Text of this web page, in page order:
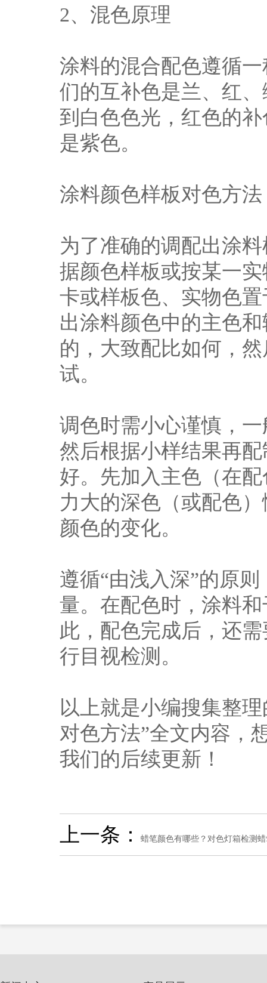
2、混色原理
涂料的混合配色遵循
们的互补色是兰、红
到白色色光，红色的
是紫色。
涂料颜色样板对色方法
为了准确的调配出涂
据颜色样板或按某一
卡或样板色、实物色
出涂料颜色中的主色
的，大致配比如何，
试。
调色时需小心谨慎，
然后根据小样结果再
好。先加入主色（在
力大的深色（或配色
颜色的变化。
遵循“由浅入深”的原
量。在配色时，涂料
此，配色完成后，还
行目视检测。
以上就是小编搜集整
对色方法”全文内容，
我们的后续更新！
上一条： 蜡笔颜色有哪些？对色灯箱检测